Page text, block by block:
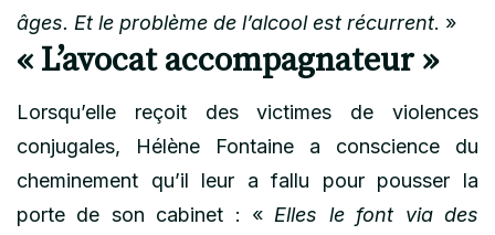
âges. Et le problème de l’alcool est récurrent. »
« L’avocat accompagnateur »
Lorsqu’elle reçoit des victimes de violences
conjugales, Hélène Fontaine a conscience du
cheminement qu’il leur a fallu pour pousser la
porte de son cabinet : « Elles le font via des